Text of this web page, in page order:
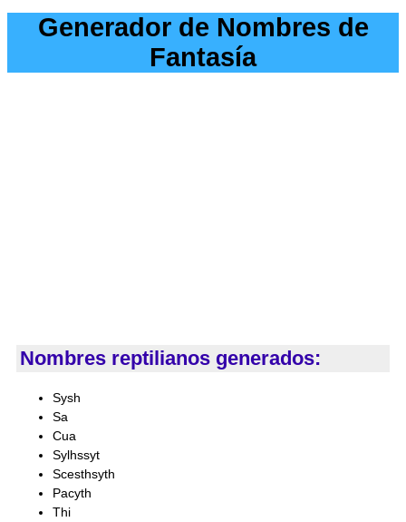
Generador de Nombres de
Fantasía
Nombres reptilianos generados:
Sysh
Sa
Cua
Sylhssyt
Scesthsyth
Pacyth
Thi